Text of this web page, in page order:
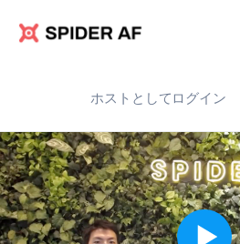
ホストとしてログイン